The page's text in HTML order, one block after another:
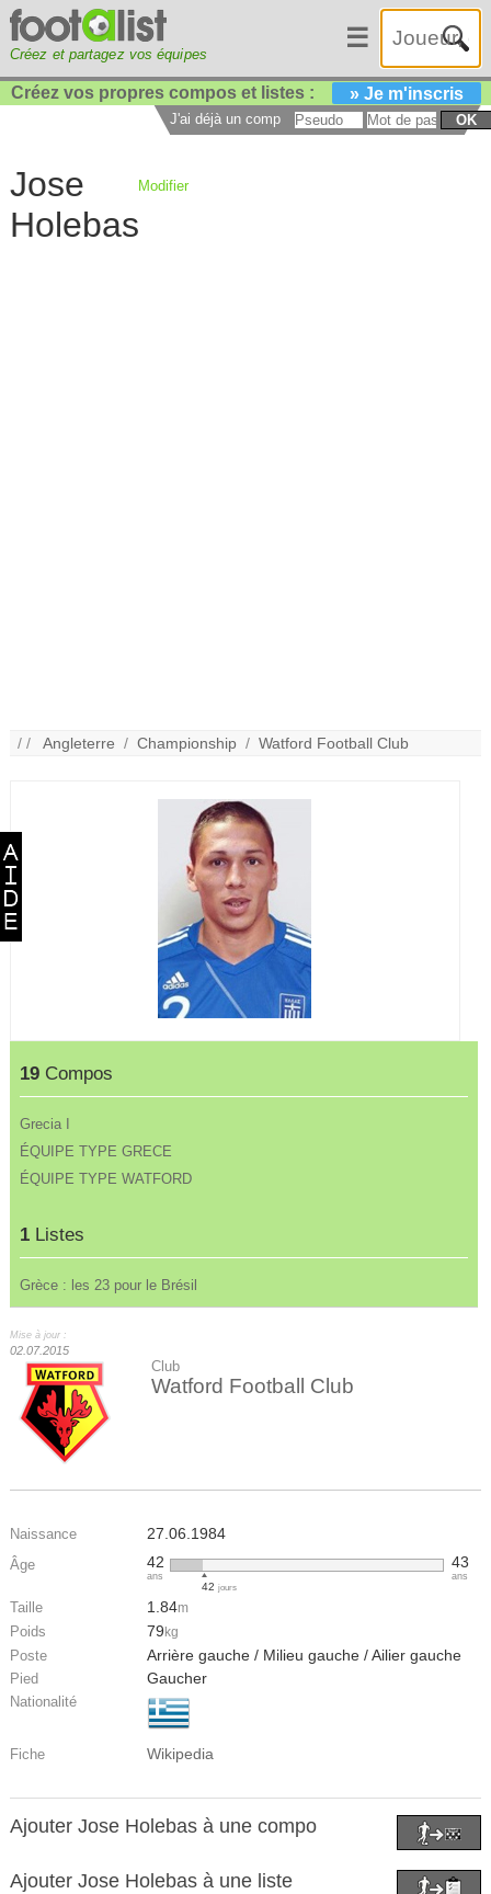
Créez et partagez vos équipes
☰
Créez vos propres compos et listes : » Je m'inscris
J'ai déjà un compte : OK
Jose
Holebas
Modifier
/ /Angleterre /Championship /Watford Football Club
19 Compos
Grecia I
ÉQUIPE TYPE GRECE
ÉQUIPE TYPE WATFORD
1 Listes
Grèce : les 23 pour le Brésil
Mise à jour :
02.07.2015
Club
Watford Football Club
Naissance 27.06.1984
Âge 42
ans
42jours
43
ans
Taille 1.84m
Poids 79 kg
Poste Arrière gauche / Milieu gauche / Ailier gauche
Pied Gaucher
Nationalité
Fiche Wikipedia
Ajouter Jose Holebas à une compo
Ajouter Jose Holebas à une liste